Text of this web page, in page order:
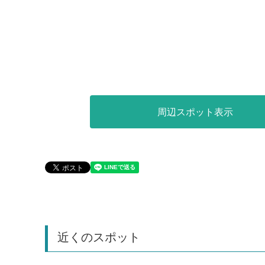
周辺スポット表示
近くのスポット